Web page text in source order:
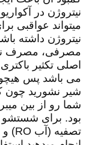
نیتروژن در
میتواند عواقبی
نیتروژن داشته
مصرفی، مصرف
اصلی تکثیر
می باشد پس
شیر نشورید چون
شما رو از بین
بود. برای شستشو
تصفیه (آب RO) و